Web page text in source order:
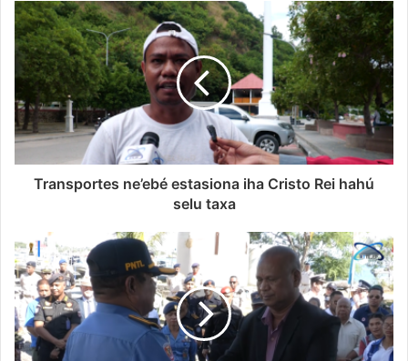
Transportes ne’ebé estasiona iha Cristo Rei hahú
selu taxa